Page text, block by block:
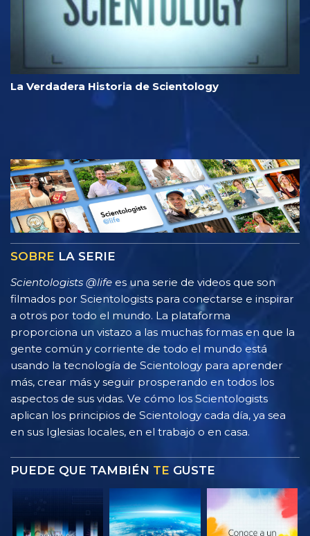
La Verdadera Historia de Scientology
SOBRE LA SERIE
Scientologists @life es una serie de videos que son
filmados por Scientologists para conectarse e inspirar
a otros por todo el mundo. La plataforma
proporciona un vistazo a las muchas formas en que la
gente común y corriente de todo el mundo está
usando la tecnología de Scientology para aprender
más, crear más y seguir prosperando en todos los
aspectos de sus vidas. Ve cómo los Scientologists
aplican los principios de Scientology cada día, ya sea
en sus Iglesias locales, en el trabajo o en casa.
PUEDE QUE TAMBIÉN TE GUSTE